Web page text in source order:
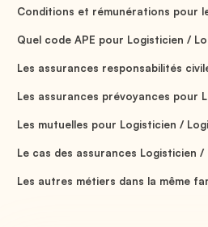
Conditions et rémunérations pour
Quel code APE pour Logisticien /
Les assurances responsabilités
Les assurances prévoyances pour
Les mutuelles pour Logisticien /
Le cas des assurances Logisticien
Les autres métiers dans la même